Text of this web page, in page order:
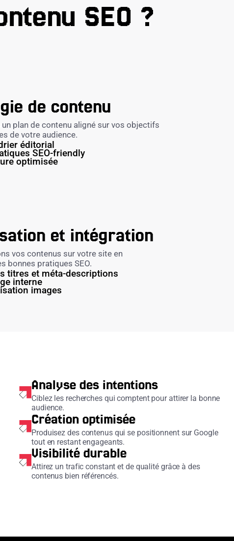
SEO ?
de contenu
plan de contenu aligné sur vos objectifs
de votre audience.
éditorial
SEO-friendly
optimisée
et intégration
vos contenus sur votre site en
bonnes pratiques SEO.
titres et méta-descriptions
interne
images
Analyse des intentions
Ciblez les recherches qui comptent pour attirer la bonne
audience.
Création optimisée
Produisez des contenus qui se positionnent sur Google
tout en restant engageants.
Visibilité durable
Attirez un trafic constant et de qualité grâce à des
contenus bien référencés.